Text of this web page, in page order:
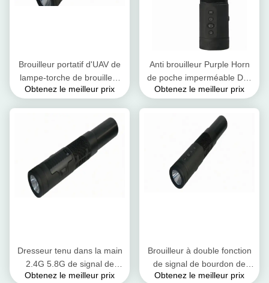
Brouilleur portatif d'UAV de
lampe-torche de brouilleur
de signal de bourdon de
Obtenez le meilleur prix
Anti brouilleur Purple Horn
de poche imperméable DJ1
de bourdon de lampe-torche
Obtenez le meilleur prix
Dresseur tenu dans la main
2.4G 5.8G de signal de
bourdon de lampe-torche
Obtenez le meilleur prix
Brouilleur à double fonction
de signal de bourdon de
lampe-torche de bourdon de
Obtenez le meilleur prix